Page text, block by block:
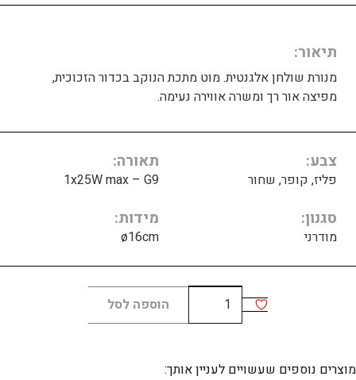
תיאור
מנורת שולחן אלגנטית. מוט מתכת הנוקב בכדור הזכוכית,
מפיצה אור רך ומשרה אווירה נעימה.
צבע
פליז, קופר, שחור
תאורה
1x25W max – G9
סגנון
מודרני
מידות
ø16cm
כמות
של
16
הוספה לסל
מוצרים נוספים שעשויים לעניין אותך: